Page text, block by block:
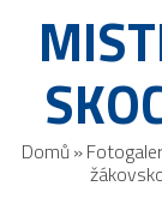
Domů »